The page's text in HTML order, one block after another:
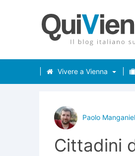
Vivere a Vienna
Paolo
Cittadini